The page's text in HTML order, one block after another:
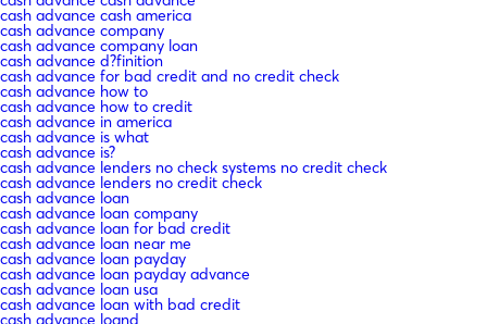
cash advance cash america
cash advance company
cash advance company loan
cash advance d?finition
cash advance for bad credit and no credit check
cash advance how to
cash advance how to credit
cash advance in america
cash advance is what
cash advance is?
cash advance lenders no check systems no credit check
cash advance lenders no credit check
cash advance loan
cash advance loan company
cash advance loan for bad credit
cash advance loan near me
cash advance loan payday
cash advance loan payday advance
cash advance loan usa
cash advance loan with bad credit
cash advance loand